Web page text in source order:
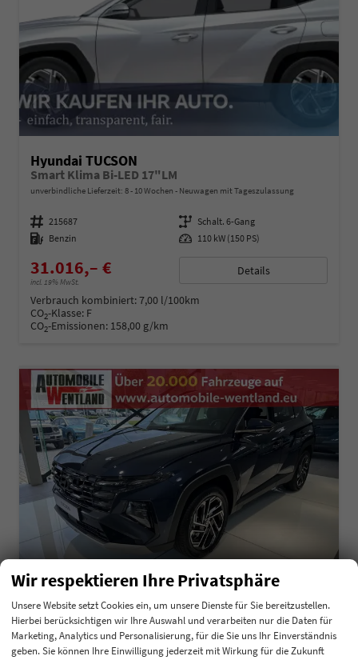
Hyundai TUCSON
Smart Klima Bi-LED 17"LM
unverbindliche Lieferzeit: 8 - 10 Wochen Neuwagen mit Tageszulassung
Fahrzeugnummer 215687 Getriebe Schalt. 6-Gang
Kraftstoff Benzin Leistung 110 kW (150 PS)
31.016,– €
incl. 19% MwSt.
Details
Verbrauch kombiniert:7,00 l/100km
CO2-Klasse: F
CO2-Emissionen: 158,00 g/km
Hyundai TUCSON
1.6 T-GDI 48V Navi Keyless 18" Krell SHZ
Wir respektieren Ihre Privatsphäre
Unsere Website setzt Cookies ein, um unsere Dienste für Sie bereitzustellen.
Hierbei berücksichtigen wir Ihre Auswahl und verarbeiten nur die Daten für
Marketing, Analytics und Personalisierung, für die Sie uns Ihr Einverständnis
geben. Sie können Ihre Einwilligung jederzeit mit Wirkung für die Zukunft